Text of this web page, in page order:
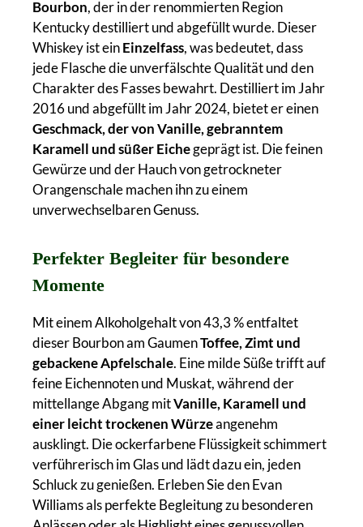
Bourbon, der in der renommierten Region
Kentucky destilliert und abgefüllt wurde. Dieser
Whiskey ist einEinzelfass, was bedeutet, dass
jede Flasche die unverfälschte Qualität und den
Charakter des Fasses bewahrt. Destilliert im Jahr
2016 und abgefüllt im Jahr 2024, bietet er einen
Geschmack, der von Vanille, gebranntem
Karamell und süßer Eichegeprägt ist. Die feinen
Gewürze und der Hauch von getrockneter
Orangenschale machen ihn zu einem
unverwechselbaren Genuss.
Perfekter Begleiter für besondere
Momente
Mit einem Alkoholgehalt von 43,3 % entfaltet
dieser Bourbon am GaumenToffee, Zimt und
gebackene Apfelschale. Eine milde Süße trifft auf
feine Eichennoten und Muskat, während der
mittellange Abgang mitVanille, Karamell und
einer leicht trockenen Würzeangenehm
ausklingt. Die ockerfarbene Flüssigkeit schimmert
verführerisch im Glas und lädt dazu ein, jeden
Schluck zu genießen. Erleben Sie den Evan
Williams als perfekte Begleitung zu besonderen